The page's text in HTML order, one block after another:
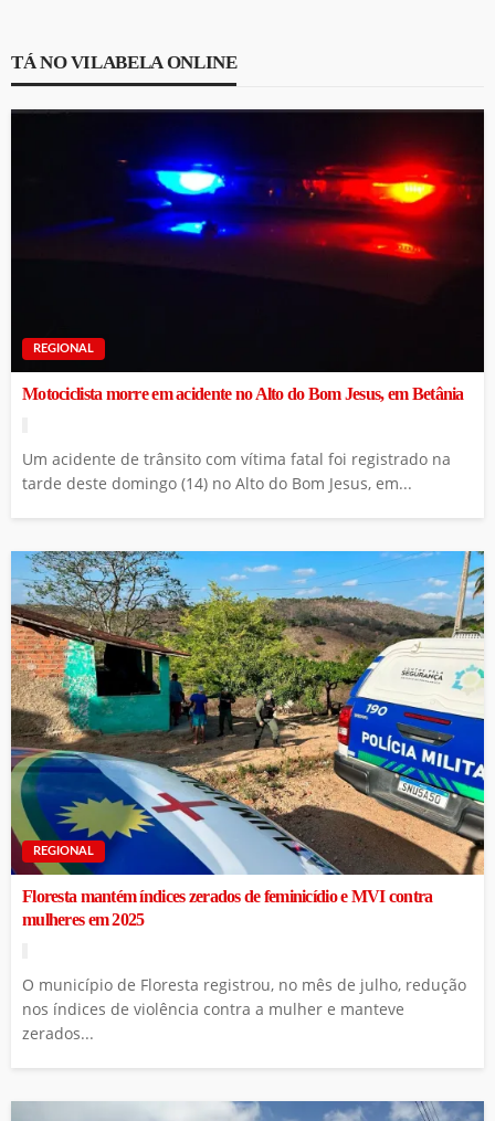
TÁ NO VILABELA ONLINE
REGIONAL
Motociclista morre em acidente no Alto do Bom Jesus, em Betânia
Um acidente de trânsito com vítima fatal foi registrado na
tarde deste domingo (14) no Alto do Bom Jesus, em...
REGIONAL
Floresta mantém índices zerados de feminicídio e MVI contra
mulheres em 2025
O município de Floresta registrou, no mês de julho, redução
nos índices de violência contra a mulher e manteve
zerados...